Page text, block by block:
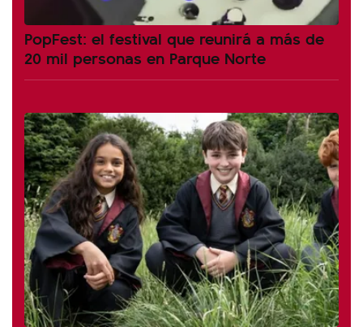
PopFest: el festival que reunirá a más de
20 mil personas en Parque Norte